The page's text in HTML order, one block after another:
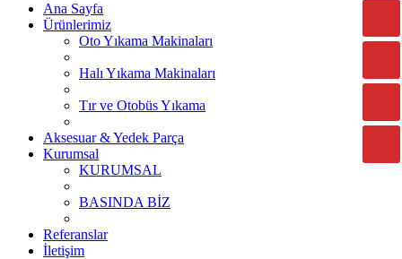
Ana Sayfa
Ürünlerimiz
Oto Yıkama Makinaları
Halı Yıkama Makinaları
Tır ve Otobüs Yıkama
Aksesuar & Yedek Parça
Kurumsal
KURUMSAL
BASINDA BİZ
Referanslar
İletişim